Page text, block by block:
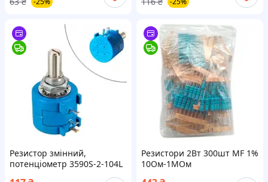
Резистор змінний,
потенціометр 3590S-2-104L
100кОм багатооборотний
Резистори 2Вт 300шт MF 1%
10Ом-1МОм